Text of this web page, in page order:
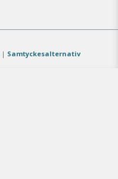
| Samtyckesalternativ